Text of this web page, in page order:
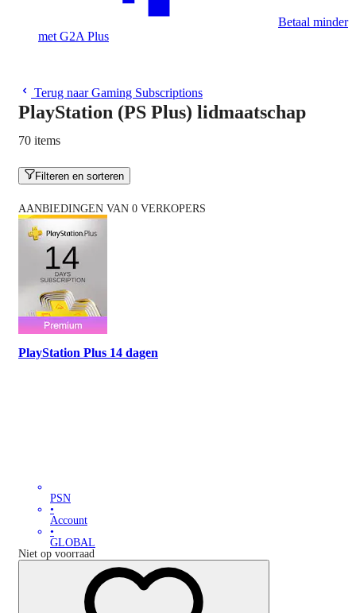
Betaal minder
met G2A Plus
Terug naar Gaming Subscriptions
PlayStation (PS Plus) lidmaatschap
70 items
Filteren en sorteren
AANBIEDINGEN VAN 0 VERKOPERS
PlayStation Plus 14 dagen
PSN
•
Account
•
GLOBAL
Niet op voorraad